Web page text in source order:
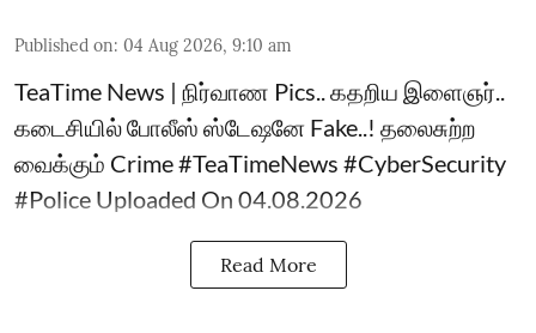
Published on: 04 Aug 2026, 9:10 am
TeaTime News | நிர்வாண Pics.. கதறிய இளைஞர்..
கடைசியில் போலீஸ் ஸ்டேஷனே Fake..! தலைசுற்ற
வைக்கும் Crime #TeaTimeNews #CyberSecurity
#Police Uploaded On 04.08.2026
Read More